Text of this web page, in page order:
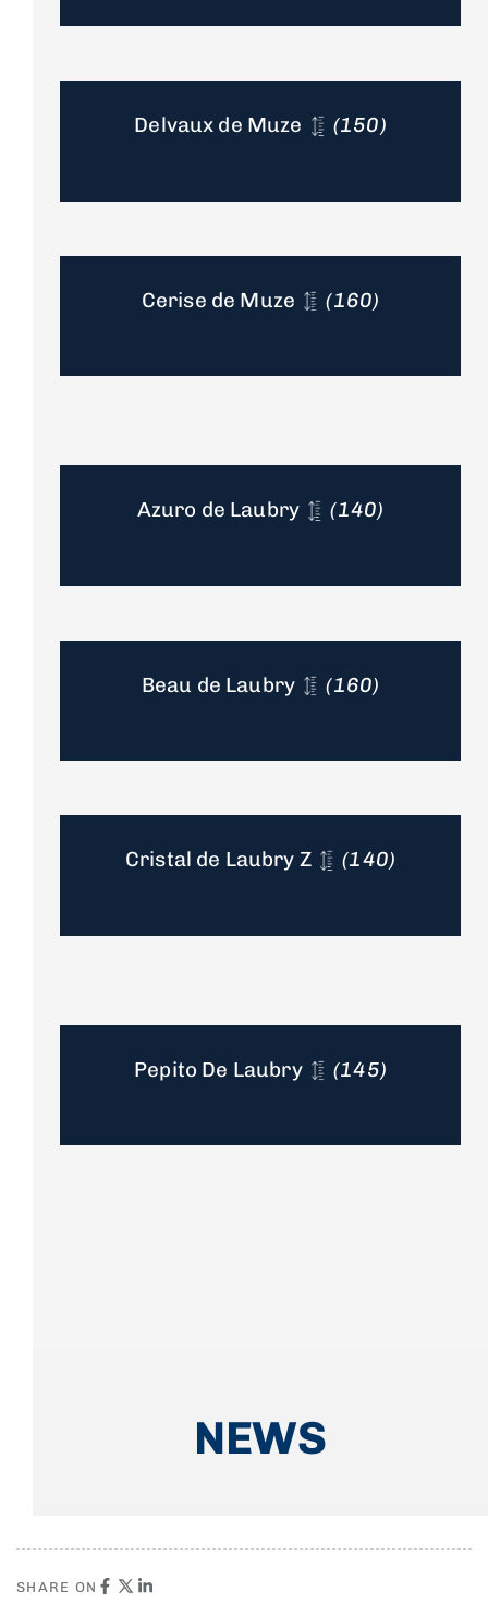
Delvaux de Muze (150)
Cerise de Muze (160)
Azuro de Laubry (140)
Beau de Laubry (160)
Cristal de Laubry Z (140)
Pepito De Laubry (145)
NEWS
SHARE ON